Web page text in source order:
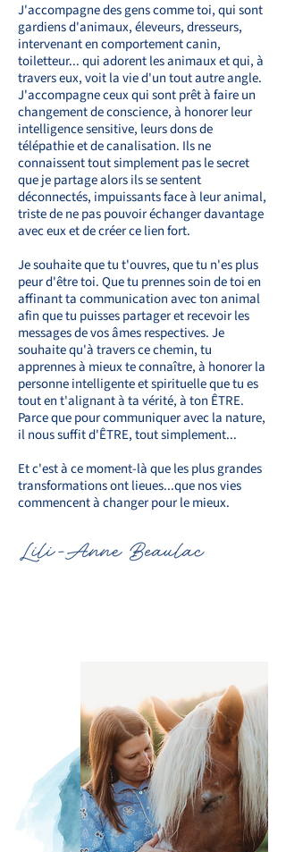
J'accompagne des gens comme toi, qui sont
gardiens d'animaux, éleveurs, dresseurs,
intervenant en comportement canin,
toiletteur... qui adorent les animaux et qui, à
travers eux, voit la vie d'un tout autre angle.
J'accompagne ceux qui sont prêt à faire un
changement de conscience, à honorer leur
intelligence sensitive, leurs dons de
télépathie et de canalisation. Ils ne
connaissent tout simplement pas le secret
que je partage alors ils se sentent
déconnectés, impuissants face à leur animal,
triste de ne pas pouvoir échanger davantage
avec eux et de créer ce lien fort.
Je souhaite que tu t'ouvres, que tu n'es plus
peur d'être toi. Que tu prennes soin de toi en
affinant ta communication avec ton animal
afin que tu puisses partager et recevoir les
messages de vos âmes respectives. Je
souhaite qu'à travers ce chemin, tu
apprennes à mieux te connaître, à honorer la
personne intelligente et spirituelle que tu es
tout en t'alignant à ta vérité, à ton ÊTRE.
Parce que pour communiquer avec la nature,
il nous suffit d'ÊTRE, tout simplement...
Et c'est à ce moment-là que les plus grandes
transformations ont lieues...que nos vies
commencent à changer pour le mieux.